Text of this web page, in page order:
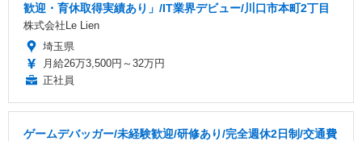
歓迎・育休取得実績あり」/IT業界デビュー/川口市本町2丁目
株式会社Le Lien
埼玉県
月給26万3,500円～32万円
正社員
ゲームデバッガー/未経験歓迎/研修あり/完全週休2日制/交通費